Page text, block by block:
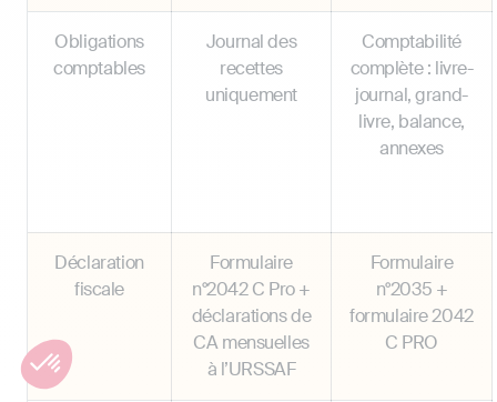
Obligations
comptables
Journal des
recettes
uniquement
Comptabilité
complète : livre-
journal, grand-
livre, balance,
annexes
Déclaration
fiscale
Formulaire
n°2042 C Pro +
déclarations de
CA mensuelles
à l’URSSAF
Formulaire
n°2035 +
formulaire 2042
C PRO